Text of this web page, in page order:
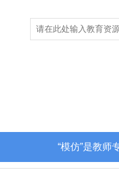
“模仿”是教师